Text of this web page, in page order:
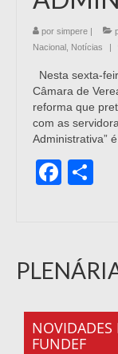
por simpere |
Nacional Notícias |
Nesta sexta-
Câmara de
reforma que
com as
Administrativa”
NOVIDADES
FUNDEF